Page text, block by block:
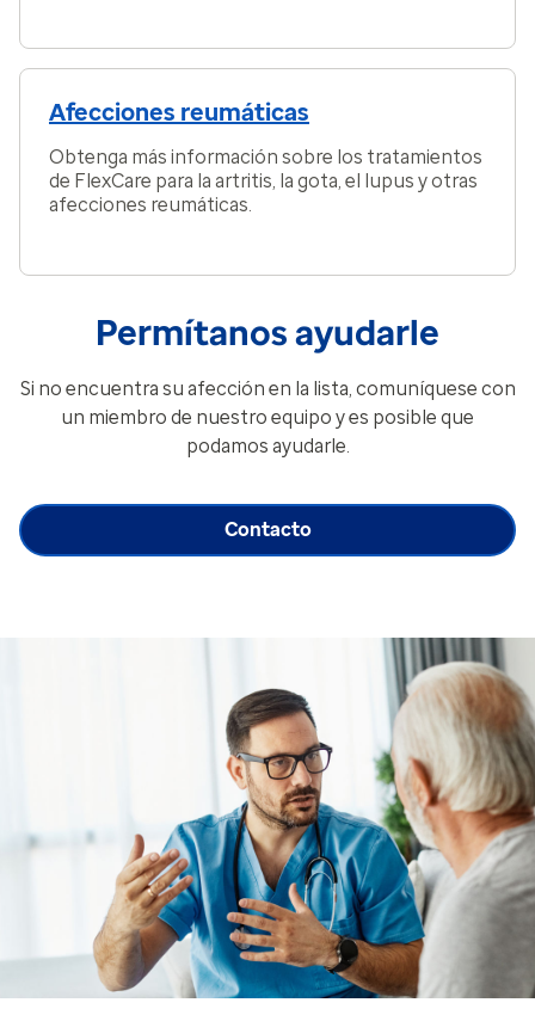
Afecciones reumáticas
Obtenga más información sobre los tratamientos
de FlexCare para la artritis, la gota, el lupus y otras
afecciones reumáticas.
Permítanos ayudarle
Si no encuentra su afección en la lista, comuníquese con
un miembro de nuestro equipo y es posible que
podamos ayudarle.
Contacto